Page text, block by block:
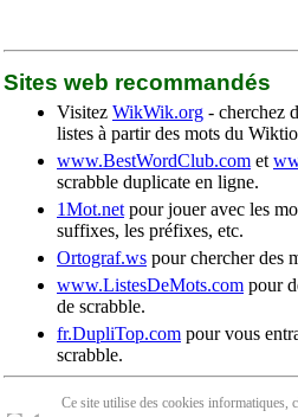
Sites web recommandés
Visitez WikWik.org - cherchez
listes à partir des mots du
www.BestWordClub.com et
scrabble duplicate en ligne.
1Mot.net pour jouer avec les
suffixes, les préfixes, etc.
Ortograf.ws pour chercher des
www.ListesDeMots.com pour
de scrabble.
fr.DupliTop.com pour vous
scrabble.
Ce site utilise des cookies informatiques,